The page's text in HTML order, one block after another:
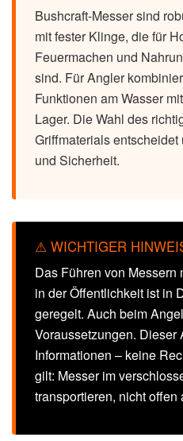
Bushcraft-Messer sind
mit fester Klinge, die für
Feuermachen und
sind. Für Angler
Funktionen am Wasser
Lager. Die Wahl des
Griffmaterials
und Sicherheit.
⚠ WICHTIGER
Das Führen von
in der Öffentlichkeit ist in
geregelt. Auch beim
Voraussetzungen.
Informationen – keine
gilt: Messer im
transportieren, nicht offen